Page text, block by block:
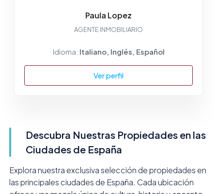
Paula Lopez
AGENTE INMOBILIARIO
Idioma: Italiano, Inglés, Español
Ver perfil
Descubra Nuestras Propiedades en las
Ciudades de España
Explora nuestra exclusiva selección de propiedades en
las principales ciudades de España. Cada ubicación